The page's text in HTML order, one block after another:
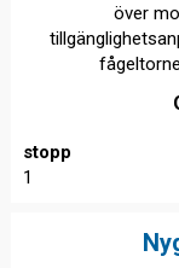
över
stopp
1